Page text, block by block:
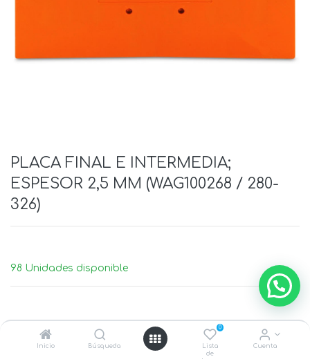
Inicio Búsqueda
0
Lista
de
Cuenta
PLACA FINAL E INTERMEDIA;
ESPESOR 2,5 MM (WAG100268 / 280-
326)
98 Unidades disponible